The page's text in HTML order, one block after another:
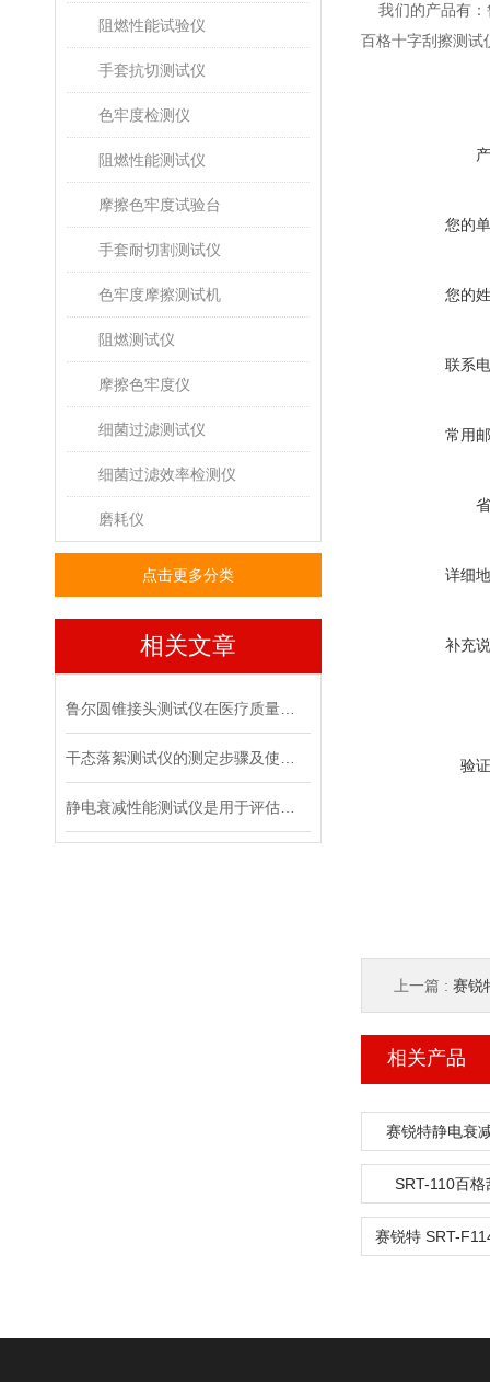
阻燃性能试验仪
手套抗切测试仪
色牢度检测仪
阻燃性能测试仪
摩擦色牢度试验台
手套耐切割测试仪
色牢度摩擦测试机
阻燃测试仪
摩擦色牢度仪
细菌过滤测试仪
细菌过滤效率检测仪
磨耗仪
点击更多分类
相关文章
我们的产品有：
百格十字刮擦测试
您的
您的
联系
常用
详细
补充
验
上一篇 : 赛锐特
相关产品
赛锐特静电衰
SRT-110百